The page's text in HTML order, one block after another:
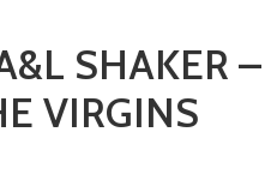
SHAKER –
VIRGINS